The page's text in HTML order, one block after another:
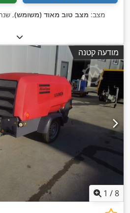
מצב: מצב טוב מאוד (משומש),
מודעה קטנה
1 /8